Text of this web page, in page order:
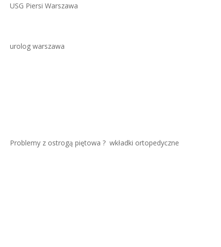
USG Piersi Warszawa
urolog warszawa
Problemy z ostrogą piętowa ? wkładki ortopedyczne